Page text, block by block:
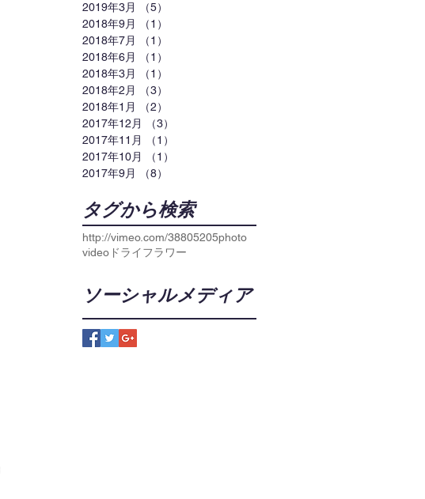
2019年3月
（5）
2018年9月
（1）
2018年7月
（1）
2018年6月
（1）
2018年3月
（1）
2018年2月
（3）
2018年1月
（2）
2017年12月
（3）
2017年11月
（1）
2017年10月
（1）
2017年9月
（8）
タグから検索
http://vimeo.com/38805205photo
video ドライフラワー
ソーシャルメディア